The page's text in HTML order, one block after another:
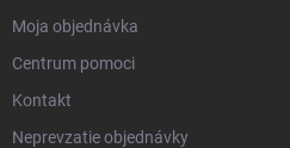
Moja objednávka
Centrum pomoci
Kontakt
Neprevzatie objednávky